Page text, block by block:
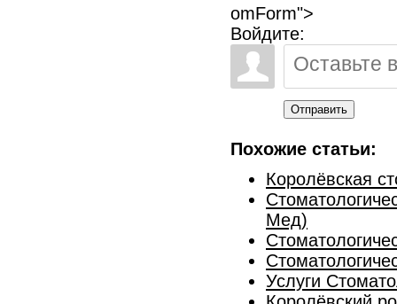
omForm">
Войдите:
Отправить
Похожие статьи:
Королёвская
Мед)
Услуги